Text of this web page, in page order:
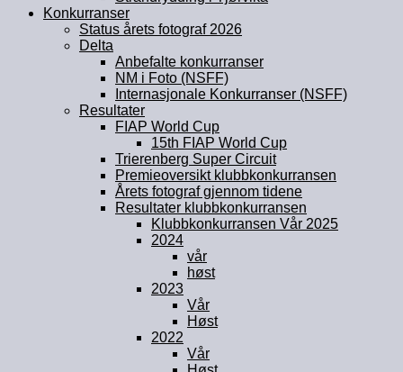
Konkurranser
Status årets fotograf 2026
Delta
Anbefalte konkurranser
NM i Foto (NSFF)
Internasjonale Konkurranser (NSFF)
Resultater
FIAP World Cup
15th FIAP World Cup
Trierenberg Super Circuit
Premieoversikt klubbkonkurransen
Årets fotograf gjennom tidene
Resultater klubbkonkurransen
Klubbkonkurransen Vår 2025
2024
vår
høst
2023
Vår
Høst
2022
Vår